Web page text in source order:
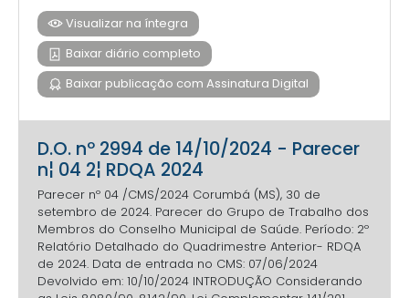
Visualizar na íntegra
Baixar diário completo
Baixar publicação com Assinatura Digital
D.O. nº 2994 de 14/10/2024 - Parecer
n¦ 04 2¦ RDQA 2024
Parecer nº 04 /CMS/2024 Corumbá (MS), 30 de
setembro de 2024. Parecer do Grupo de Trabalho dos
Membros do Conselho Municipal de Saúde. Período: 2º
Relatório Detalhado do Quadrimestre Anterior- RDQA
de 2024. Data de entrada no CMS: 07/06/2024
Devolvido em: 10/10/2024 INTRODUÇÃO Considerando